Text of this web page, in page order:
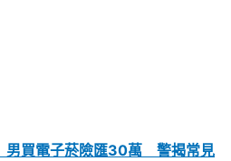
男買電子菸險匯30萬 警揭常見